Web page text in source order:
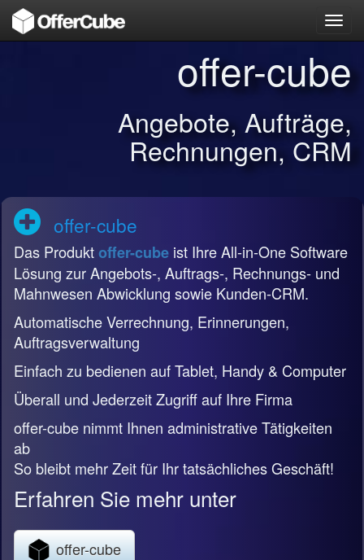
offer-cube
Angebote, Aufträge,
Rechnungen, CRM
offer-cube
Das Produktoffer-cube ist Ihre All-in-One Software
Lösung zur Angebots-, Auftrags-, Rechnungs- und
Mahnwesen Abwicklung sowie Kunden-CRM.
Automatische Verrechnung, Erinnerungen,
Auftragsverwaltung
Einfach zu bedienen auf Tablet, Handy & Computer
Überall und Jederzeit Zugriff auf Ihre Firma
offer-cube nimmt Ihnen administrative Tätigkeiten
ab
So bleibt mehr Zeit für Ihr tatsächliches Geschäft!
Erfahren Sie mehr unter
offer-cube